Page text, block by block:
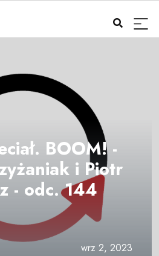
BOOM! -
i Piotr
- odc. 144
wrz 2, 2023